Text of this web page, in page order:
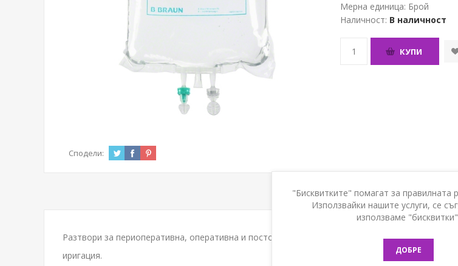
Мерна единица: Брой
Наличност: В наличност
КУПИ
Сподели:
Разтвори за периоперативна, оперативна и постоперативна
иригация.
"Бисквитките" помагат за правилната
Използвайки нашите услуги, се
използваме
ДОБРЕ